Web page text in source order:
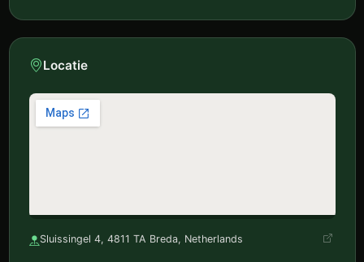
Locatie
Sluissingel 4, 4811 TA Breda, Netherlands